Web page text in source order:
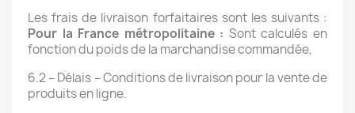
Les frais de livraison forfaitaires sont les suivants :
Pour la France métropolitaine : Sont calculés en
fonction du poids de la marchandise commandée,
6.2 – Délais – Conditions de livraison pour la vente de
produits en ligne.